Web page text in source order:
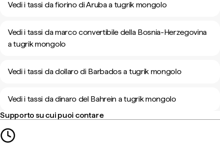
Vedi i tassi da fiorino di Aruba a tugrik mongolo
Vedi i tassi da marco convertibile della Bosnia-Herzegovina
a tugrik mongolo
Vedi i tassi da dollaro di Barbados a tugrik mongolo
Vedi i tassi da dinaro del Bahrein a tugrik mongolo
Supporto su cui puoi contare